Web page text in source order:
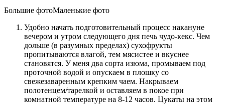
Большие фотоМаленькие фото
Удобно начать подготовительный процесс накануне
вечером и утром следующего дня печь чудо-кекс. Чем
дольше (в разумных пределах) сухофрукты
пропитываются влагой, тем мясистее и вкуснее
становятся. У меня два сорта изюма, промываем под
проточной водой и опускаем в плошку со
свежезаваренным крепким чаем. Накрываем
полотенцем/тарелкой и оставляем в покое при
комнатной температуре на 8-12 часов. Цукаты на этом